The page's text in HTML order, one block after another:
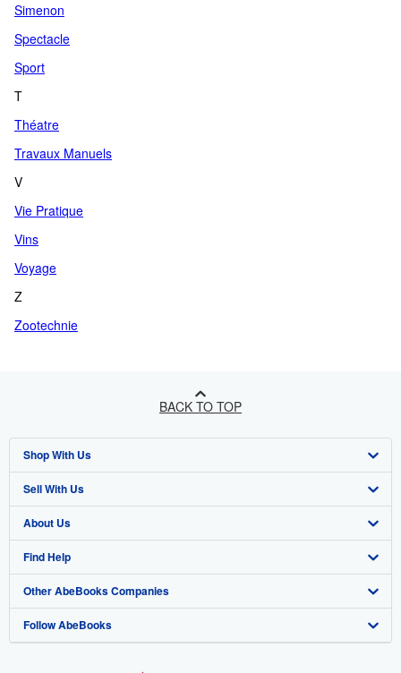
Simenon
Spectacle
Sport
T
Théatre
Travaux Manuels
V
Vie Pratique
Vins
Voyage
Z
Zootechnie
BACK TO TOP
Shop With Us
Advanced Search
Browse Collections
My Account
My Orders
View Basket
Sell With Us
Start Selling
Join Our Affiliate Programme
Book Buyback
Refer a seller
About Us
About AbeBooks
Media
Careers
Find Help
Help
Customer Service
Other AbeBooks Companies
AbeBooks.com
Follow AbeBooks